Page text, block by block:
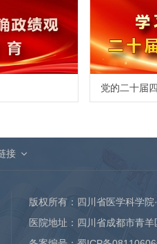
党的二十届
接
版权所有：四川省医学科学院
医院地址：四川省成都市青